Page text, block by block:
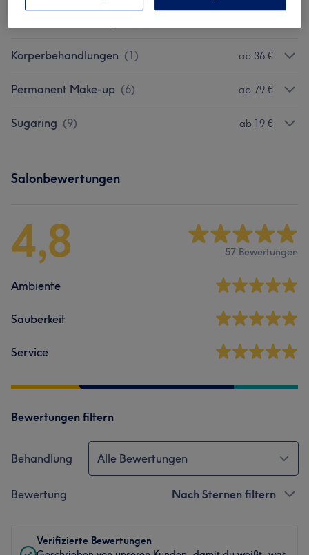
Körperbehandlungen (1) ab 36 €
Permanent Make-up (6) ab 79 €
Sugaring (9) ab 19 €
Salonbewertungen
4,8 57 Bewertungen
Ambiente
Sauberkeit
Service
Bewertungen filtern
Behandlung Alle Bewertungen
Bewertung Nach Sternen filtern
Verifizierte Bewertungen